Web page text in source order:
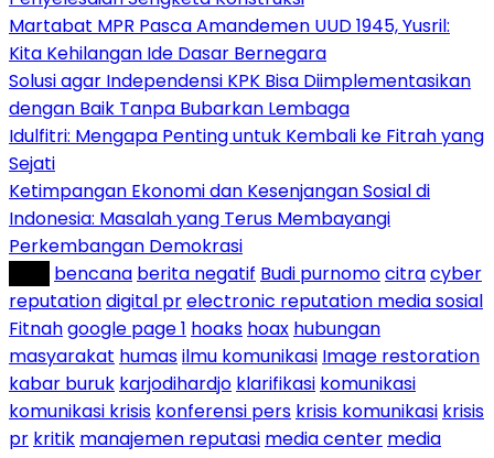
Martabat MPR Pasca Amandemen UUD 1945, Yusril:
Kita Kehilangan Ide Dasar Bernegara
Solusi agar Independensi KPK Bisa Diimplementasikan
dengan Baik Tanpa Bubarkan Lembaga
Idulfitri: Mengapa Penting untuk Kembali ke Fitrah yang
Sejati
Ketimpangan Ekonomi dan Kesenjangan Sosial di
Indonesia: Masalah yang Terus Membayangi
Perkembangan Demokrasi
bencana berita negatif Budi purnomocitracyber
reputationdigital prelectronic reputation media sosial
Fitnahgoogle page 1 hoaks hoax hubungan
masyarakat humasilmu komunikasi Image restoration
kabar buruk karjodihardjo klarifikasi komunikasi
komunikasi krisis konferensi pers krisis komunikasi krisis
pr kritik manajemen reputasi media center media